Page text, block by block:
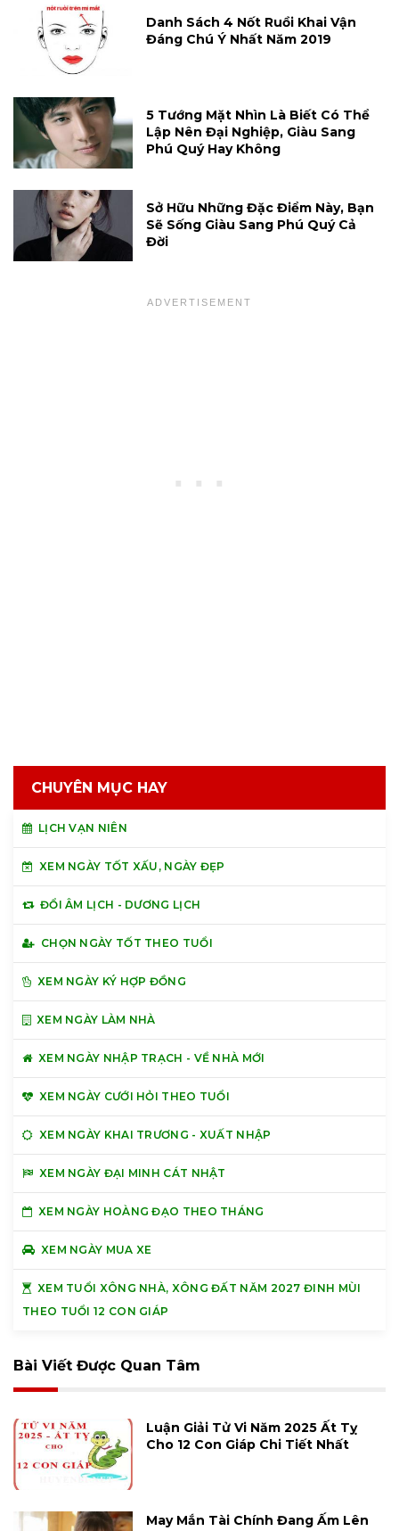
Danh Sách 4 Nốt Ruồi Khai Vận
Đáng Chú Ý Nhất Năm 2019
5 Tướng Mặt Nhìn Là Biết Có Thể
Lập Nên Đại Nghiệp, Giàu Sang
Phú Quý Hay Không
Sở Hữu Những Đặc Điểm Này, Bạn
Sẽ Sống Giàu Sang Phú Quý Cả
Đời
CHUYÊN MỤC HAY
LỊCH VẠN NIÊN
XEM NGÀY TỐT XẤU, NGÀY ĐẸP
ĐỔI ÂM LỊCH - DƯƠNG LỊCH
CHỌN NGÀY TỐT THEO TUỔI
XEM NGÀY KÝ HỢP ĐỒNG
XEM NGÀY LÀM NHÀ
XEM NGÀY NHẬP TRẠCH - VỀ NHÀ MỚI
XEM NGÀY CƯỚI HỎI THEO TUỔI
XEM NGÀY KHAI TRƯƠNG - XUẤT NHẬP
XEM NGÀY ĐẠI MINH CÁT NHẬT
XEM NGÀY HOÀNG ĐẠO THEO THÁNG
XEM NGÀY MUA XE
XEM TUỔI XÔNG NHÀ, XÔNG ĐẤT NĂM 2027 ĐINH MÙI
THEO TUỔI 12 CON GIÁP
Bài Viết Được Quan Tâm
Luận Giải Tử Vi Năm 2025 Ất Tỵ
Cho 12 Con Giáp Chi Tiết Nhất
May Mắn Tài Chính Đang Ấm Lên